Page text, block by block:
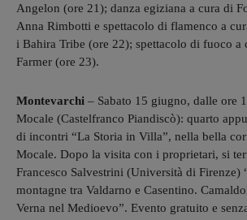
Angelon (ore 21); danza egiziana a cura di
Anna Rimbotti e spettacolo di flamenco a
i Bahira Tribe (ore 22); spettacolo di fuoco a
Farmer (ore 23).
Montevarchi – Sabato 15 giugno, dalle ore
Mocale (Castelfranco Piandiscò): quarto
di incontri “La Storia in Villa”, nella bella
Mocale. Dopo la visita con i proprietari, si
Francesco Salvestrini (Università di Firenze)
montagne tra Valdarno e Casentino.
Verna nel Medioevo”. Evento gratuito e